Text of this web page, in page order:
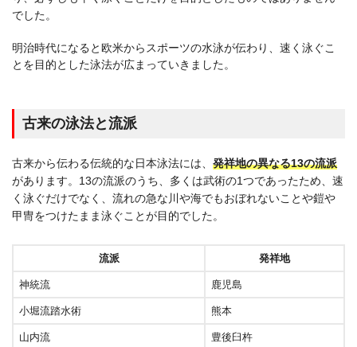
でした。
明治時代になると欧米からスポーツの水泳が伝わり、速く泳ぐこ
とを目的とした泳法が広まっていきました。
古来の泳法と流派
古来から伝わる伝統的な日本泳法には、 発祥地の異なる13の流派
があります。13の流派のうち、多くは武術の1つであったため、速
く泳ぐだけでなく、流れの急な川や海でもおぼれないことや鎧や
甲冑をつけたまま泳ぐことが目的でした。
流派 発祥地
神統流 鹿児島
小堀流踏水術 熊本
山内流 豊後臼杵